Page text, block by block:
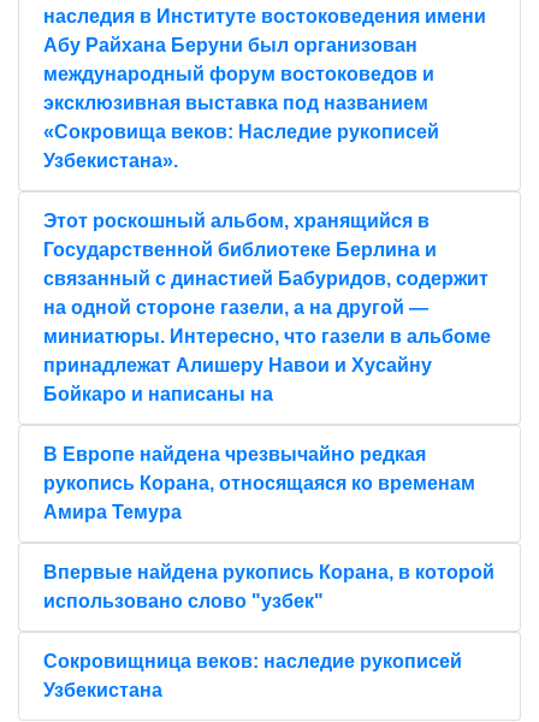
наследия в Институте востоковедения имени
Абу Райхана Беруни был организован
международный форум востоковедов и
эксклюзивная выставка под названием
«Сокровища веков: Наследие рукописей
Узбекистана».
Этот роскошный альбом, хранящийся в
Государственной библиотеке Берлина и
связанный с династией Бабуридов, содержит
на одной стороне газели, а на другой —
миниатюры. Интересно, что газели в альбоме
принадлежат Алишеру Навои и Хусайну
Бойкаро и написаны на
В Европе найдена чрезвычайно редкая
рукопись Корана, относящаяся ко временам
Амира Темура
Впервые найдена рукопись Корана, в которой
использовано слово "узбек"
Сокровищница веков: наследие рукописей
Узбекистана